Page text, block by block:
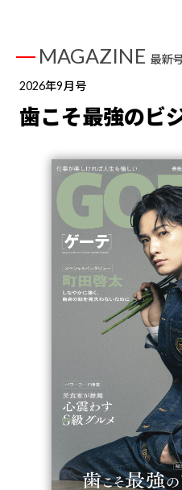
MAGAZINE 最新
2026年9月号
歯こそ最強のビ